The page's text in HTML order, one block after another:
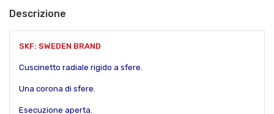
Descrizione
SKF: SWEDEN BRAND
Cuscinetto radiale rigido a sfere.
Una corona di sfere.
Esecuzione aperta.